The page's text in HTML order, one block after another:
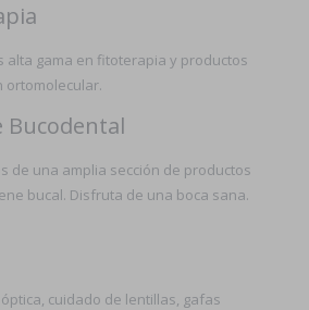
alta gama en fitoterapia y productos
ortomolecular.
Bucodental
de una amplia sección de productos
bucal. Disfruta de una boca sana.
cuidado de lentillas, gafas